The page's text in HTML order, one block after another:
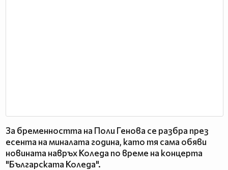
За бременността на Поли Генова се разбра през
есента на миналата година, като тя сама обяви
новината навръх Коледа по време на концерта
"Българската Коледа".